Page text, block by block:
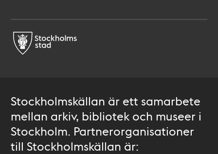
Stockholmskällan är ett samarbete
mellan arkiv, bibliotek och museer i
Stockholm. Partnerorganisationer
till Stockholmskällan är: